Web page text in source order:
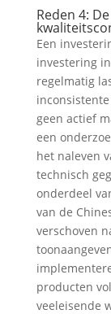
Reden 4:
Een
investering
regelmatig
geen actief
een
het naleven
technisch
onderdeel
van de
verschoven
producten
veeleisende